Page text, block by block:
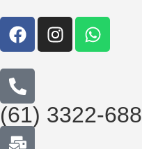
(61) 3322-